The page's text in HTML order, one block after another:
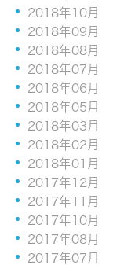
2018年10月
2018年09月
2018年08月
2018年07月
2018年06月
2018年05月
2018年03月
2018年02月
2018年01月
2017年12月
2017年11月
2017年10月
2017年08月
2017年07月